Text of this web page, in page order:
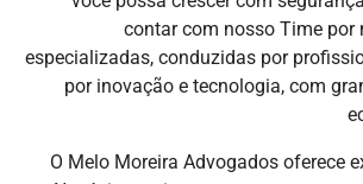
contar com nosso Time por
especializadas, conduzidas por
por inovação e tecnologia, com
O Melo Moreira Advogados oferece